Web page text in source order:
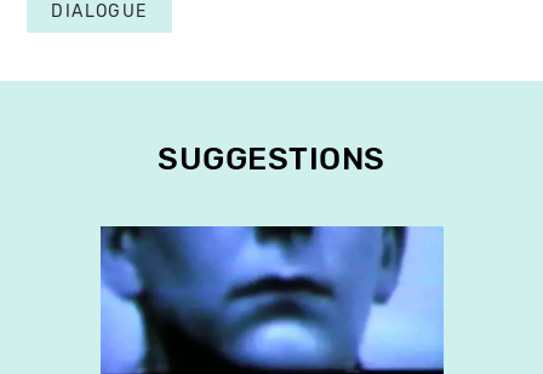
DIALOGUE
SUGGESTIONS